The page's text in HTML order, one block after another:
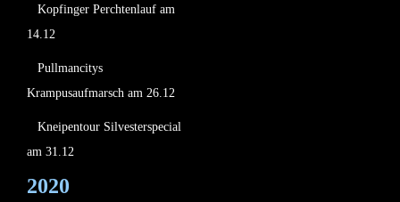
Kopfinger Perchtenlauf am
14.12
Pullmancitys
Krampusaufmarsch am 26.12
Kneipentour Silvesterspecial
am 31.12
2020